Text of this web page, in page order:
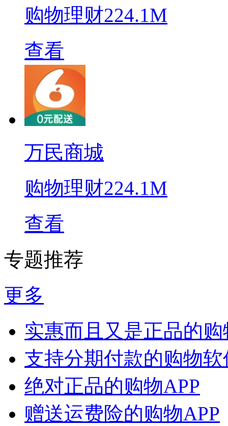
购物理财224.1M
查看
万民商城
购物理财224.1M
查看
专题推荐
更多
实惠而且又是正品的
支持分期付款的购物软
绝对正品的购物APP
赠送运费险的购物APP